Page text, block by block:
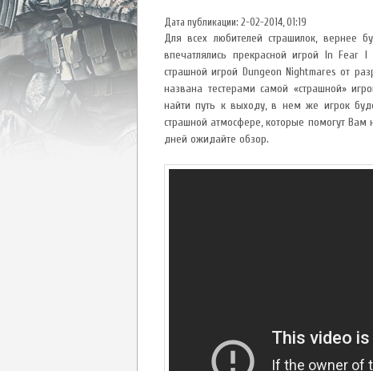
Дата публикации: 2-02-2014, 01:19
Для всех любителей страшилок, вернее
впечатлялись прекрасной игрой In Fear
страшной игрой Dungeon Nightmares от
названа тестерами самой «страшной»
найти путь к выходу, в нем же игрок
страшной атмосфере, которые помогут
дней ожидайте обзор.